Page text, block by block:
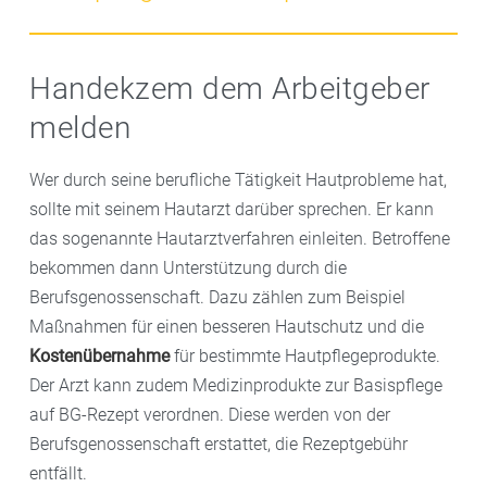
verschreibt. Kortisonhaltige Salben und Cremes
sollten nicht auf Dauer, sondern nur so lange wie
Marktplatz berät sie zu speziellen Produkten wie
alkalifreien Seifen, Handwaschölen oder
geeignet sind. Für die regelmäßige Handhygiene
gegen Viren und Bakterien besser auf
weniger belastet als das Waschen mit Seife und
Wasser. Die Wassertemperatur sollte außerdem nicht
zu hoch sein.
Zur Behandlung des Handekzems gehört immer eine
regelmäßig mit einer rückfettenden Pflegecreme
eingecremt werden, vor allem nach Kontakt mit
Hornschicht ausgewaschenen Lipide. Geeignet sind
spezielle duftstoff- und konservierungsfreie Cremes.
Handekzem dem Arbeitgeber
melden
Wer durch seine berufliche Tätigkeit Hautprobleme hat,
sollte mit seinem Hautarzt darüber sprechen. Er kann
das sogenannte Hautarztverfahren einleiten. Betroffene
bekommen dann Unterstützung durch die
Berufsgenossenschaft. Dazu zählen zum Beispiel
Maßnahmen für einen besseren Hautschutz und die
Kostenübernahmefür bestimmte Hautpflegeprodukte.
Der Arzt kann zudem Medizinprodukte zur Basispflege
auf BG-Rezept verordnen. Diese werden von der
Berufsgenossenschaft erstattet, die Rezeptgebühr
entfällt.